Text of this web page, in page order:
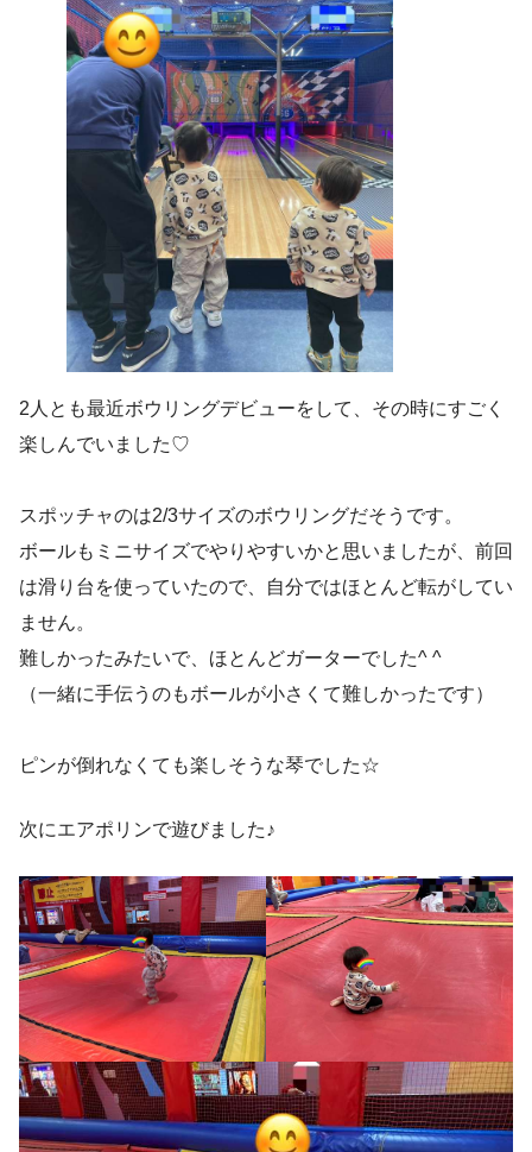
2人とも最近ボウリングデビューをして、その時にすごく
楽しんでいました♡
スポッチャのは2/3サイズのボウリングだそうです。
ボールもミニサイズでやりやすいかと思いましたが、前回
は滑り台を使っていたので、自分ではほとんど転がしてい
ません。
難しかったみたいで、ほとんどガーターでした^ ^
（一緒に手伝うのもボールが小さくて難しかったです）
ピンが倒れなくても楽しそうな琴でした☆
次にエアポリンで遊びました♪